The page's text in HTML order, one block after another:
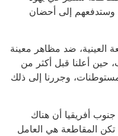
وستدفعهم إلى أحضان
العينية، ضد مظاهر معينة
حين أعلنا قبل أكثر من
وجررنا إلى ذلك
أفريقيا أن هناك
تكن المقاطعة هي العامل